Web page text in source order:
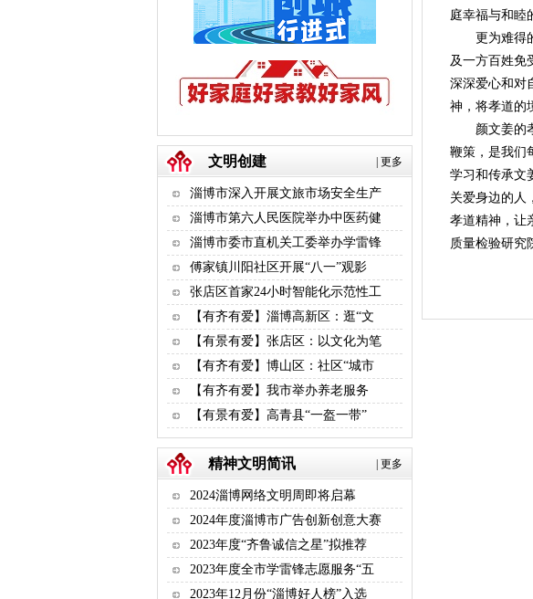
更多
文明创建
淄博市深入开展文旅市场安全生产
淄博市第六人民医院举办中医药健
淄博市委市直机关工委举办学雷锋
傅家镇川阳社区开展“八一”观影
张店区首家24小时智能化示范性工
【有齐有爱】淄博高新区：逛“文
【有景有爱】张店区：以文化为笔
【有齐有爱】博山区：社区“城市
【有齐有爱】​我市举办养老服务
【有景有爱】高青县“一盔一带”
更多
精神文明简讯
2024淄博网络文明周即将启幕
2024年度淄博市广告创新创意大赛
2023年度“齐鲁诚信之星”拟推荐
2023年度全市学雷锋志愿服务“五
2023年12月份“淄博好人榜”入选
庭幸福与和睦
更为难得的
及一方百姓免
深深爱心和对
神，将孝道的
颜文姜的孝
鞭策，是我们
学习和传承文
关爱身边的人
孝道精神，让
质量检验研究